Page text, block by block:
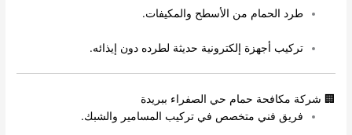
طرد الحمام من الأسطح والمكيفات.
تركيب أجهزة إلكترونية حديثة لطرده دون إيذائه.
🏢 شركة مكافحة حمام حي الصفراء ببريدة
فريق فني متخصص في تركيب المسامير والشبك.